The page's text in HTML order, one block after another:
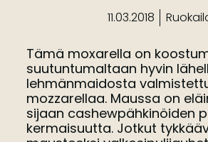
11.03.2018
Tämä moxarella on
suutuntumaltaan hyvin
lehmänmaidosta
mozzarellaa. Maussa on
sijaan cashewpähkinöiden
kermaisuutta. Jotkut